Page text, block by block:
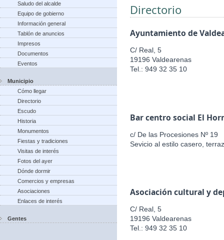
Saludo del alcalde
Equipo de gobierno
Información general
Tablón de anuncios
Impresos
Documentos
Eventos
Municipio
Cómo llegar
Directorio
Escudo
Historia
Monumentos
Fiestas y tradiciones
Visitas de interés
Fotos del ayer
Dónde dormir
Comercios y empresas
Asociaciones
Enlaces de interés
Gentes
Directorio
Ayuntamiento de
C/ Real, 5
19196 Valdearenas
Tel.: 949 32 35 10
Bar centro social El
c/ De las Procesiones Nº 19
Sevicio al estilo casero,
Asociación cultural y
C/ Real, 5
19196 Valdearenas
Tel.: 949 32 35 10